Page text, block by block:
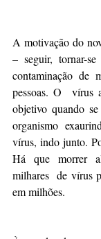
A motivação do
– seguir, tornar-
contaminação de
pessoas. O  vírus
objetivo quando
organismo
vírus, indo junto.
Há que morrer
milhares  de vírus
em milhões.